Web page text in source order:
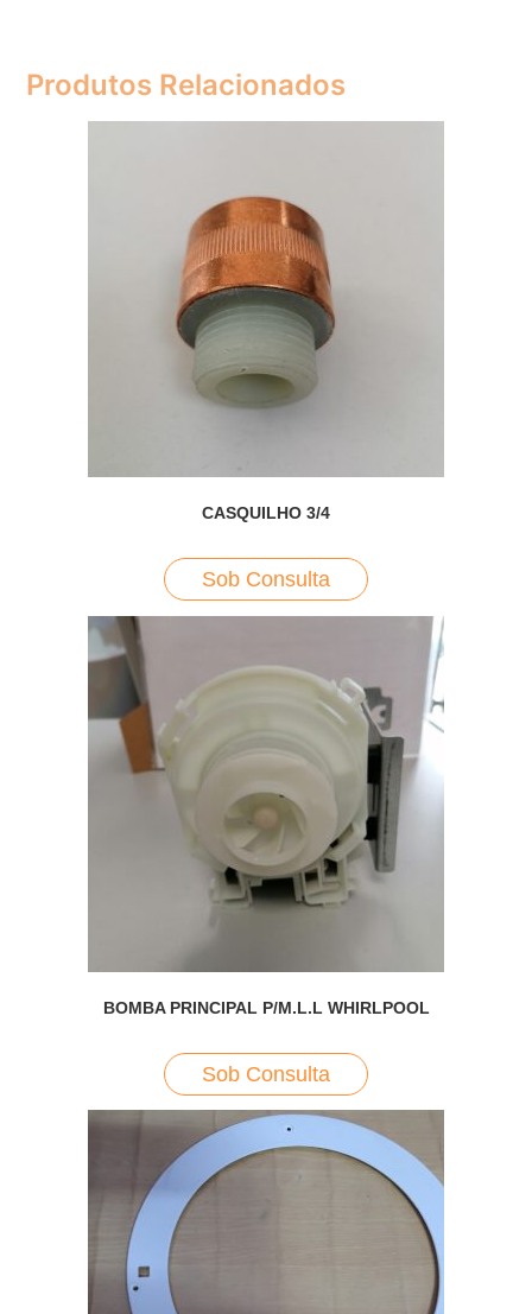
Produtos Relacionados
CASQUILHO 3/4
Sob Consulta
BOMBA PRINCIPAL P/M.L.L WHIRLPOOL
Sob Consulta